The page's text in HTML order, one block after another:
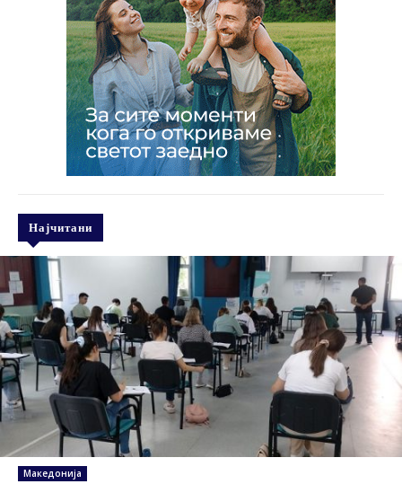
Најчитани
Македонија